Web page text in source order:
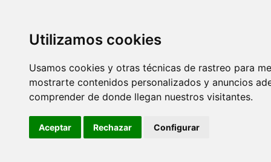
Utilizamos cookies
Usamos cookies y otras técnicas de rastreo para
mostrarte contenidos personalizados y anuncios
comprender de donde llegan nuestros visitantes.
Aceptar Rechazar Configurar